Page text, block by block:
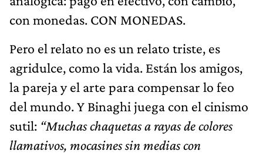
con monedas. CON MONEDAS.
Pero el relato no es un relato triste, es
agridulce, como la vida. Están los amigos,
la pareja y el arte para compensar lo feo
del mundo. Y Binaghi juega con el cinismo
sutil: “Muchas chaquetas a rayas de colores
llamativos, mocasines sin medias con